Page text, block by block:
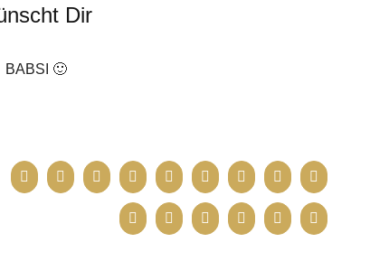
Dir
BABSI 🙂